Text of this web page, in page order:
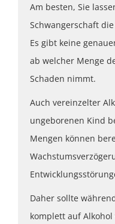
Am besten, Sie
Schwangerschaft
Es gibt keine
ab welcher Menge
Schaden nimmt.
Auch vereinzelter
ungeborenen Kind
Mengen können
Daher sollte
komplett auf